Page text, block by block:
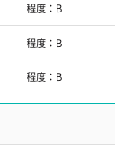
程度：B
程度：B
程度：B